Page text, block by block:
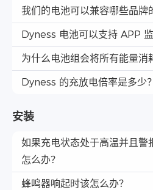
我们的电池可以兼容哪些品牌
Dyness 电池可以支持 APP 监
为什么电池组会将所有能量消
Dyness 的充放电倍率是多少？
安装
如果充电状态处于高温并且警
怎么办？
蜂鸣器响起时该怎么办？